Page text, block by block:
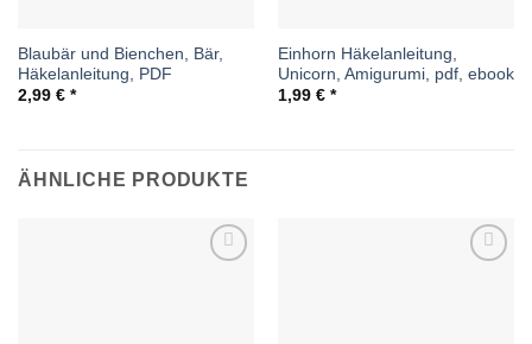
Blaubär und Bienchen, Bär,
Häkelanleitung, PDF
2,99 €
Einhorn Häkelanleitung,
Unicorn, Amigurumi, pdf, ebook
1,99 €
ÄHNLICHE PRODUKTE